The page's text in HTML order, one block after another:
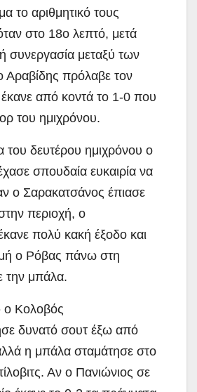
το αριθμητικό τους
στο 18ο λεπτό, μετά
συνεργασία μεταξύ των
Αραβίδης πρόλαβε τον
έκανε από κοντά το 1-0 που
του ημιχρόνου.
του δευτέρου ημιχρόνου ο
σπουδαία ευκαιρία να
ο Σαρακατσάνος έπιασε
περιοχή, ο
πολύ κακή έξοδο και
ο Ρόβας πάνω στη
την μπάλα.
ο Κολοβός
δυνατό σουτ έξω από
η μπάλα σταμάτησε στο
Αν ο Πανιώνιος σε